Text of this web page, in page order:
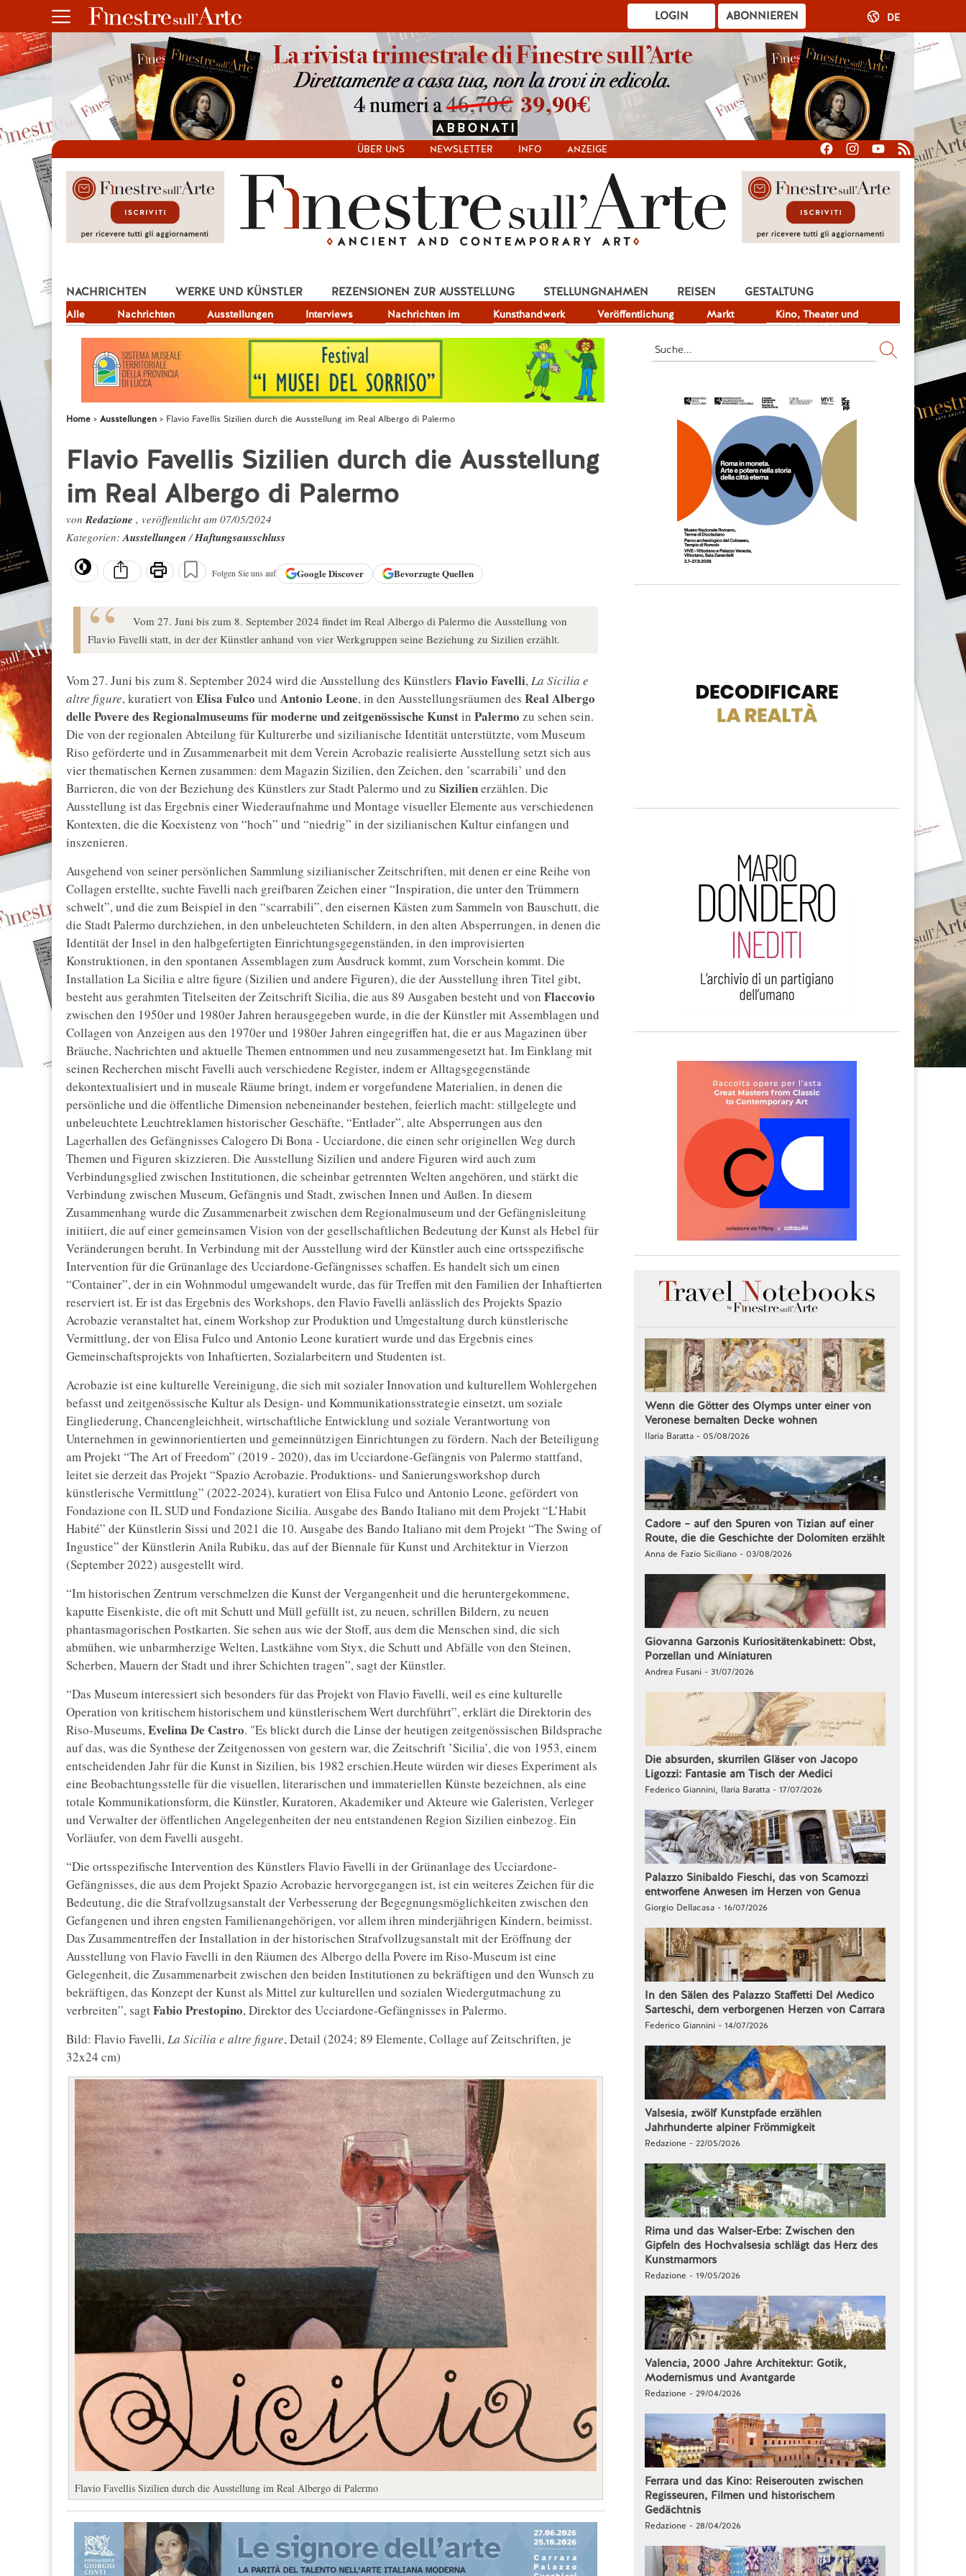
ABONNIEREN
LOGIN DE
ÜBER UNS NEWSLETTER INFO ANZEIGE
NACHRICHTEN
Alle Nachrichten Ausstellungen Interviews
Nachrichten im
Fokus
Kunsthandwerk Veröffentlichung Markt
Kino, Theater und
Fernsehen
WERKE UND KÜNSTLER REZENSIONEN ZUR AUSSTELLUNG STELLUNGNAHMEN REISEN
GESTALTUNG
JOB
Home Ausstellungen Flavio Favellis Sizilien durch die Ausstellung im Real Albergo di Palermo
Flavio Favellis Sizilien durch die Ausstellung
im Real Albergo di Palermo
vonRedazione , veröffentlicht am 07/05/2024
Kategorien:Ausstellungen/Haftungsausschluss
Folgen Sie uns auf GoogleDiscover Bevorzugte Quellen
Vom 27. Juni bis zum 8. September 2024 findet im Real Albergo di Palermo die Ausstellung von
Flavio Favelli statt, in der der Künstler anhand von vier Werkgruppen seine Beziehung zu Sizilien erzählt.
Vom 27. Juni bis zum 8. September 2024 wird die Ausstellung des Künstlers Flavio Favelli,La Sicilia e
altre figure, kuratiert von Elisa Fulco und Antonio Leone, in den Ausstellungsräumen des Real Albergo
delle Povere des Regionalmuseums für moderne und zeitgenössische Kunstin Palermo zu sehen sein.
Die von der regionalen Abteilung für Kulturerbe und sizilianische Identität unterstützte, vom Museum
Riso geförderte und in Zusammenarbeit mit dem Verein Acrobazie realisierte Ausstellung setzt sich aus
vier thematischen Kernen zusammen: dem Magazin Sizilien, den Zeichen, den ’scarrabili’ und den
Barrieren, die von der Beziehung des Künstlers zur Stadt Palermo und zu Sizilienerzählen. Die
Ausstellung ist das Ergebnis einer Wiederaufnahme und Montage visueller Elemente aus verschiedenen
Kontexten, die die Koexistenz von “hoch” und “niedrig” in der sizilianischen Kultur einfangen und
inszenieren.
Ausgehend von seiner persönlichen Sammlung sizilianischer Zeitschriften, mit denen er eine Reihe von
Collagen erstellte, suchte Favelli nach greifbaren Zeichen einer “Inspiration, die unter den Trümmern
schwelt”, und die zum Beispiel in den “scarrabili”, den eisernen Kästen zum Sammeln von Bauschutt, die
die Stadt Palermo durchziehen, in den unbeleuchteten Schildern, in den alten Absperrungen, in denen die
Identität der Insel in den halbgefertigten Einrichtungsgegenständen, in den improvisierten
Konstruktionen, in den spontanen Assemblagen zum Ausdruck kommt, zum Vorschein kommt. Die
Installation La Sicilia e altre figure (Sizilien und andere Figuren), die der Ausstellung ihren Titel gibt,
besteht aus gerahmten Titelseiten der Zeitschrift Sicilia, die aus 89 Ausgaben besteht und von Flaccovio
zwischen den 1950er und 1980er Jahren herausgegeben wurde, in die der Künstler mit Assemblagen und
Collagen von Anzeigen aus den 1970er und 1980er Jahren eingegriffen hat, die er aus Magazinen über
Bräuche, Nachrichten und aktuelle Themen entnommen und neu zusammengesetzt hat. Im Einklang mit
seinen Recherchen mischt Favelli auch verschiedene Register, indem er Alltagsgegenstände
dekontextualisiert und in museale Räume bringt, indem er vorgefundene Materialien, in denen die
persönliche und die öffentliche Dimension nebeneinander bestehen, feierlich macht: stillgelegte und
unbeleuchtete Leuchtreklamen historischer Geschäfte, “Entlader”, alte Absperrungen aus den
Lagerhallen des Gefängnisses Calogero Di Bona - Ucciardone, die einen sehr originellen Weg durch
Themen und Figuren skizzieren. Die Ausstellung Sizilien und andere Figuren wird auch zum
Verbindungsglied zwischen Institutionen, die scheinbar getrennten Welten angehören, und stärkt die
Verbindung zwischen Museum, Gefängnis und Stadt, zwischen Innen und Außen. In diesem
Zusammenhang wurde die Zusammenarbeit zwischen dem Regionalmuseum und der Gefängnisleitung
initiiert, die auf einer gemeinsamen Vision von der gesellschaftlichen Bedeutung der Kunst als Hebel für
Veränderungen beruht. In Verbindung mit der Ausstellung wird der Künstler auch eine ortsspezifische
Intervention für die Grünanlage des Ucciardone-Gefängnisses schaffen. Es handelt sich um einen
“Container”, der in ein Wohnmodul umgewandelt wurde, das für Treffen mit den Familien der Inhaftierten
reserviert ist. Er ist das Ergebnis des Workshops, den Flavio Favelli anlässlich des Projekts Spazio
Acrobazie veranstaltet hat, einem Workshop zur Produktion und Umgestaltung durch künstlerische
Vermittlung, der von Elisa Fulco und Antonio Leone kuratiert wurde und das Ergebnis eines
Gemeinschaftsprojekts von Inhaftierten, Sozialarbeitern und Studenten ist.
Acrobazie ist eine kulturelle Vereinigung, die sich mit sozialer Innovation und kulturellem Wohlergehen
befasst und zeitgenössische Kultur als Design- und Kommunikationsstrategie einsetzt, um soziale
Eingliederung, Chancengleichheit, wirtschaftliche Entwicklung und soziale Verantwortung von
Unternehmen in gewinnorientierten und gemeinnützigen Einrichtungen zu fördern. Nach der Beteiligung
am Projekt “The Art of Freedom” (2019 - 2020), das im Ucciardone-Gefängnis von Palermo stattfand,
leitet sie derzeit das Projekt “Spazio Acrobazie. Produktions- und Sanierungsworkshop durch
künstlerische Vermittlung” (2022-2024), kuratiert von Elisa Fulco und Antonio Leone, gefördert von
Fondazione con IL SUD und Fondazione Sicilia. Ausgabe des Bando Italiano mit dem Projekt “L’Habit
Habité” der Künstlerin Sissi und 2021 die 10. Ausgabe des Bando Italiano mit dem Projekt “The Swing of
Ingustice” der Künstlerin Anila Rubiku, das auf der Biennale für Kunst und Architektur in Vierzon
(September 2022) ausgestellt wird.
“Im historischen Zentrum verschmelzen die Kunst der Vergangenheit und die heruntergekommene,
kaputte Eisenkiste, die oft mit Schutt und Müll gefüllt ist, zu neuen, schrillen Bildern, zu neuen
phantasmagorischen Postkarten. Sie sehen aus wie der Stoff, aus dem die Menschen sind, die sich
abmühen, wie unbarmherzige Welten, Lastkähne vom Styx, die Schutt und Abfälle von den Steinen,
Scherben, Mauern der Stadt und ihrer Schichten tragen”, sagt der Künstler.
“Das Museum interessiert sich besonders für das Projekt von Flavio Favelli, weil es eine kulturelle
Operation von kritischem historischem und künstlerischem Wert durchführt”, erklärt die Direktorin des
Riso-Museums,Evelina De Castro. "Es blickt durch die Linse der heutigen zeitgenössischen Bildsprache
auf das, was die Synthese der Zeitgenossen von gestern war, die Zeitschrift ’Sicilia’, die von 1953, einem
entscheidenden Jahr für die Kunst in Sizilien, bis 1982 erschien.Heute würden wir dieses Experiment als
eine Beobachtungsstelle für die visuellen, literarischen und immateriellen Künste bezeichnen, als eine
totale Kommunikationsform, die Künstler, Kuratoren, Akademiker und Akteure wie Galeristen, Verleger
und Verwalter der öffentlichen Angelegenheiten der neu entstandenen Region Sizilien einbezog. Ein
Vorläufer, von dem Favelli ausgeht.
“Die ortsspezifische Intervention des Künstlers Flavio Favelli in der Grünanlage des Ucciardone-
Gefängnisses, die aus dem Projekt Spazio Acrobazie hervorgegangen ist, ist ein weiteres Zeichen für die
Bedeutung, die die Strafvollzugsanstalt der Verbesserung der Begegnungsmöglichkeiten zwischen den
Gefangenen und ihren engsten Familienangehörigen, vor allem ihren minderjährigen Kindern, beimisst.
Das Zusammentreffen der Installation in der historischen Strafvollzugsanstalt mit der Eröffnung der
Ausstellung von Flavio Favelli in den Räumen des Albergo della Povere im Riso-Museum ist eine
Gelegenheit, die Zusammenarbeit zwischen den beiden Institutionen zu bekräftigen und den Wunsch zu
bekräftigen, das Konzept der Kunst als Mittel zur kulturellen und sozialen Wiedergutmachung zu
verbreiten”, sagtFabio Prestopino, Direktor des Ucciardone-Gefängnisses in Palermo.
Bild: Flavio Favelli,La Sicilia e altre figure, Detail (2024; 89 Elemente, Collage auf Zeitschriften, je
32x24 cm)
Flavio Favellis Sizilien durch die Ausstellung im Real Albergo di Palermo
Wenn die Götter des Olymps unter einer von
Veronese bemalten Decke wohnen
Ilaria Baratta - 05/08/2026
Cadore – auf den Spuren von Tizian auf einer
Route, die die Geschichte der Dolomiten erzählt
Anna de Fazio Siciliano - 03/08/2026
Giovanna Garzonis Kuriositätenkabinett: Obst,
Porzellan und Miniaturen
Andrea Fusani - 31/07/2026
Die absurden, skurrilen Gläser von Jacopo
Ligozzi: Fantasie am Tisch der Medici
Federico Giannini, Ilaria Baratta - 17/07/2026
Palazzo Sinibaldo Fieschi, das von Scamozzi
entworfene Anwesen im Herzen von Genua
Giorgio Dellacasa - 16/07/2026
In den Sälen des Palazzo Staffetti Del Medico
Sarteschi, dem verborgenen Herzen von Carrara
Federico Giannini - 14/07/2026
Valsesia, zwölf Kunstpfade erzählen
Jahrhunderte alpiner Frömmigkeit
Redazione - 22/05/2026
Rima und das Walser-Erbe: Zwischen den
Gipfeln des Hochvalsesia schlägt das Herz des
Kunstmarmors
Redazione - 19/05/2026
Valencia, 2000 Jahre Architektur: Gotik,
Modernismus und Avantgarde
Redazione - 29/04/2026
Ferrara und das Kino: Reiserouten zwischen
Regisseuren, Filmen und historischem
Gedächtnis
Redazione - 28/04/2026